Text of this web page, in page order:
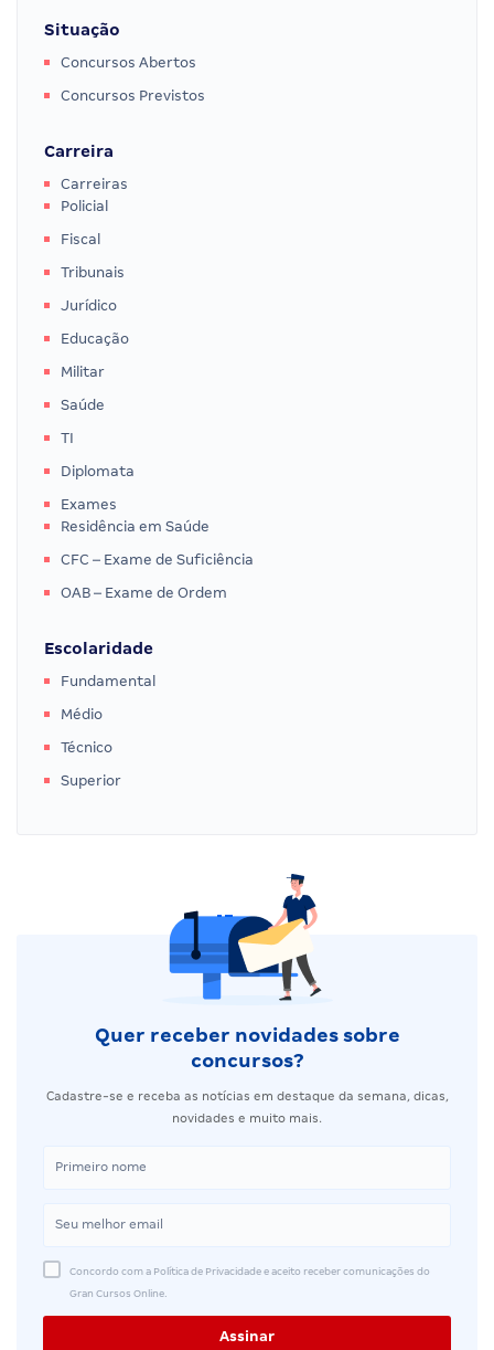
Situação
Concursos Abertos
Concursos Previstos
Carreira
Carreiras
Policial
Fiscal
Tribunais
Jurídico
Educação
Militar
Saúde
TI
Diplomata
Exames
Residência em Saúde
CFC – Exame de Suficiência
OAB – Exame de Ordem
Escolaridade
Fundamental
Médio
Técnico
Superior
Quer receber novidades sobre
concursos?
Cadastre-se e receba as notícias em destaque da semana, dicas,
novidades e muito mais.
Concordo com a Política de Privacidade e aceito receber comunicações do
Gran Cursos Online.